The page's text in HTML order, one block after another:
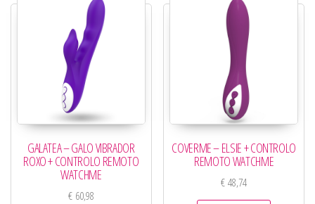
GALATEA – GALO VIBRADOR
ROXO + CONTROLO REMOTO
WATCHME
€60,98
COVERME – ELSIE + CONTROLO
REMOTO WATCHME
€48,74